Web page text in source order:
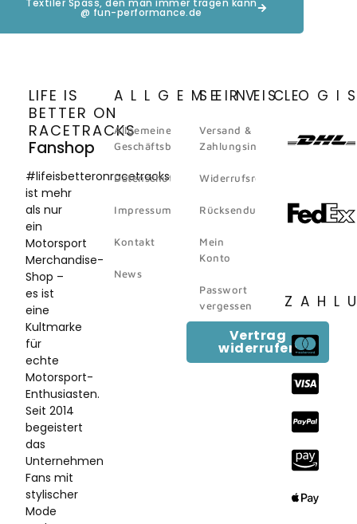
Textiler Spass, den man immer tragen kann
@ fun-performance.de
LIFE IS
BETTER ON
RACETRACKS
Fanshop
#lifeisbetteronracetracks
ist mehr
als nur
ein
Motorsport
Merchandise-
Shop –
es ist
eine
Kultmarke
für
echte
Motorsport-
Enthusiasten.
Seit 2014
begeistert
das
Unternehmen
Fans mit
stylischer
Mode
ALLGEMEINES
Allgemeine
Geschäftsbedingungen
Datenschutz
Impressum
Kontakt
News
SERVICE
Versand &
Zahlungsinformation
Widerrufsrecht
Rücksendungen
Mein
Konto
Passwort
vergessen
Vertrag
widerrufen